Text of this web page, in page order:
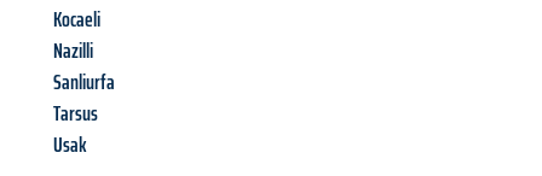
Kocaeli
Nazilli
Sanliurfa
Tarsus
Usak